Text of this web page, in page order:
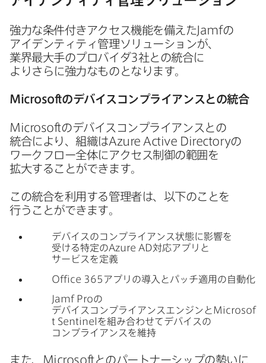
強力な​条件付きアクセス機能を​備えた Jamfの​
アイデンティティ管理ソリューションが、​
業界最大手の​プロバイダ3社との​統合に​
よりさらに​強力な​ものとなります。
Microsoftの​デバイスコンプライアンスとの​統合
Microsoftの​デバイスコンプライアンスとの​
統合に​より、​組織はAzure Active Directoryの​
ワークフロー全体に​アクセス制御の​範囲を​
拡大する​ことができます。
この​統合を​利用する​管理者は、​以下の​ことを​
行うことができます。
デバイスの​コンプライアンス状態に​影響を​
受ける​特定のAzure AD対応アプリと​
サービスを​定義
Office 365アプリの​導入と​パッチ適用の​自動化
Jamf Proの​
デバイスコンプライアンスエンジンと Microsof
t Sentinel を​組み合わせて​デバイスの​
コンプライアンスを​維持
また、 Microsoftとの​パートナーシップの​勢いに​